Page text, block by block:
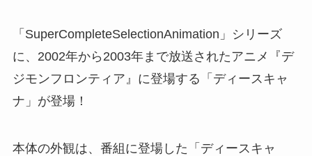
「SuperCompleteSelectionAnimation」シリーズ
に、2002年から2003年まで放送されたアニメ『デ
ジモンフロンティア』に登場する「ディースキャ
ナ」が登場！
本体の外観は、番組に登場した「ディースキャ